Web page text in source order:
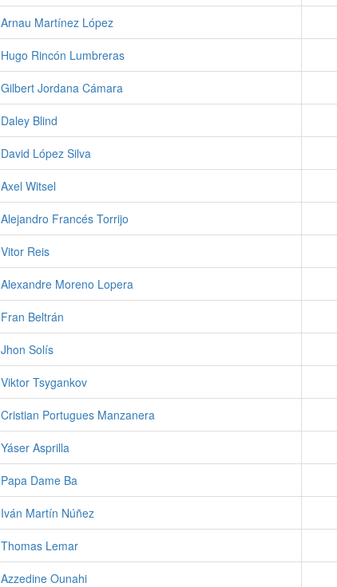
Arnau Martínez López
Hugo Rincón Lumbreras
Gilbert Jordana Cámara
Daley Blind
David López Silva
Axel Witsel
Alejandro Francés Torrijo
Vitor Reis
Alexandre Moreno Lopera
Fran Beltrán
Jhon Solís
Viktor Tsygankov
Cristian Portugues Manzanera
Yáser Asprilla
Papa Dame Ba
Iván Martín Núñez
Thomas Lemar
Azzedine Ounahi